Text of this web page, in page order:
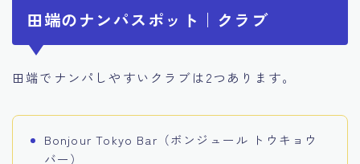
田端のナンパスポット｜クラブ
田端でナンパしやすいクラブは2つあります。
Bonjour Tokyo Bar（ボンジュール トウキョウ
バー）